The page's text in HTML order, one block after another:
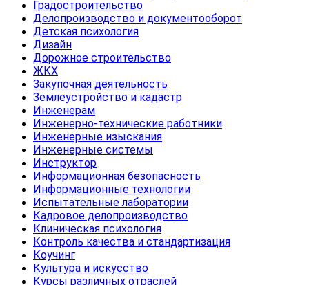
Градостроительство
Делопроизводство и документооборот
Детская психология
Дизайн
Дорожное строительство
ЖКХ
Закупочная деятельность
Землеустройство и кадастр
Инженерам
Инженерно-технические работники
Инженерные изыскания
Инженерные системы
Инструктор
Информационная безопасность
Информационные технологии
Испытательные лаборатории
Кадровое делопроизводство
Клиническая психология
Контроль качества и стандартизация
Коучинг
Культура и искусство
Курсы различных отраслей